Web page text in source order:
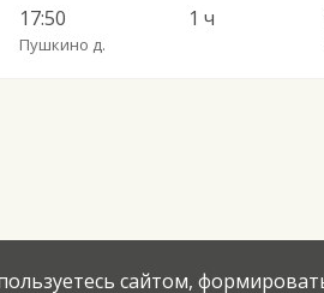
17:50
Пушкино д.
1 ч
сайтом,